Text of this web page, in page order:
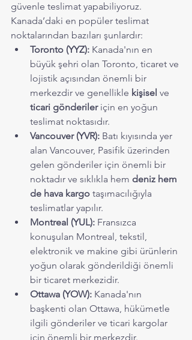
güvenle teslimat yapabiliyoruz.
Kanada’daki en popüler teslimat
noktalarından bazıları şunlardır:
Toronto (YYZ): Kanada'nın en
büyük şehri olan Toronto, ticaret ve
lojistik açısından önemli bir
merkezdir ve genellikle kişisel ve
ticari gönderiler için en yoğun
teslimat noktasıdır.
Vancouver (YVR): Batı kıyısında yer
alan Vancouver, Pasifik üzerinden
gelen gönderiler için önemli bir
noktadır ve sıklıkla hem deniz hem
de hava kargo taşımacılığıyla
teslimatlar yapılır.
Montreal (YUL): Fransızca
konuşulan Montreal, tekstil,
elektronik ve makine gibi ürünlerin
yoğun olarak gönderildiği önemli
bir ticaret merkezidir.
Ottawa (YOW): Kanada'nın
başkenti olan Ottawa, hükümetle
ilgili gönderiler ve ticari kargolar
için önemli bir merkezdir.